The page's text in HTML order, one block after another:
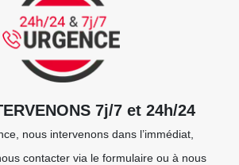
7j/7 et 24h/24
nous intervenons dans l’immédiat,
contacter via le formulaire ou à nous